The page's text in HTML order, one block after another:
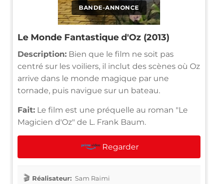
BANDE-ANNONCE
Le Monde Fantastique d'Oz (2013)
Description: Bien que le film ne soit pas
centré sur les voiliers, il inclut des scènes où Oz
arrive dans le monde magique par une
tornade, puis navigue sur un bateau.
Fait: Le film est une préquelle au roman "Le
Magicien d'Oz" de L. Frank Baum.
Regarder
Réalisateur: Sam Raimi